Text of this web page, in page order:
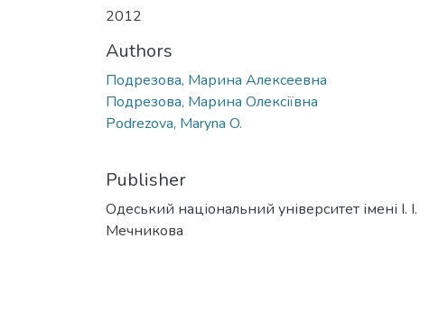
2012
Authors
Подрезова, Марина Алексеевна
Подрезова, Марина Олексіївна
Podrezova, Maryna O.
Publisher
Одеський національний університет імені І. І.
Мечникова